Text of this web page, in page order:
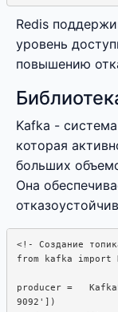
Redis
уровень
повышению
Kafka -
которая
больших
Она
<!- Создание
from kafka import
producer =
9092'])